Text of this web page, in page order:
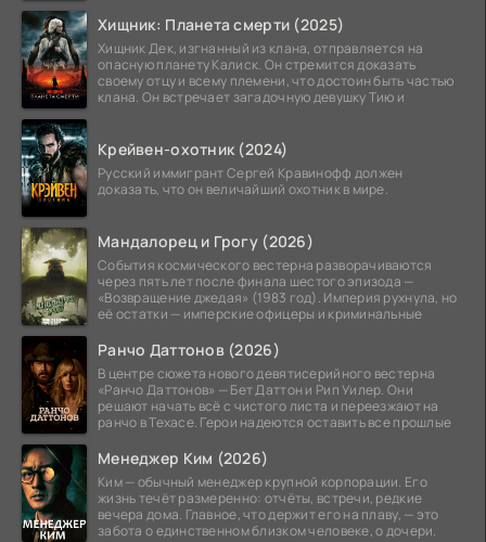
Хищник: Планета смерти (2025)
Хищник Дек, изгнанный из клана, отправляется на
опасную планету Калиск. Он стремится доказать
своему отцу и всему племени, что достоин быть частью
клана. Он встречает загадочную девушку Тию и
Крейвен-охотник (2024)
Русский иммигрант Сергей Кравинофф должен
доказать, что он величайший охотник в мире.
Мандалорец и Грогу (2026)
События космического вестерна разворачиваются
через пять лет после финала шестого эпизода —
«Возвращение джедая» (1983 год). Империя рухнула, но
её остатки — имперские офицеры и криминальные
Ранчо Даттонов (2026)
В центре сюжета нового девятисерийного вестерна
«Ранчо Даттонов» — Бет Даттон и Рип Уилер. Они
решают начать всё с чистого листа и переезжают на
ранчо в Техасе. Герои надеются оставить все прошлые
Менеджер Ким (2026)
Ким — обычный менеджер крупной корпорации. Его
жизнь течёт размеренно: отчёты, встречи, редкие
вечера дома. Главное, что держит его на плаву, — это
забота о единственном близком человеке, о дочери.